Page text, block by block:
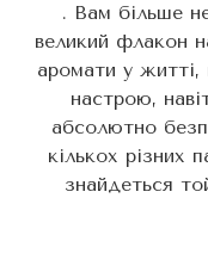
. Вам більше
великий флакон
аромати у житті,
настрою,
абсолютно
кількох різних
знайдеться